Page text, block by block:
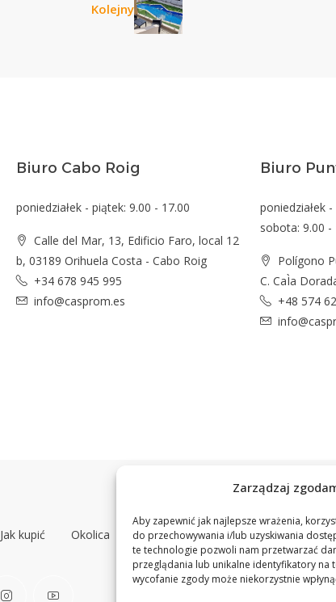
Zarządzaj
Aby zapewnić jak najlepsze wrażenia,
do przechowywania i/lub uzyskiwania
te technologie pozwoli nam przetwarzać
przeglądania lub unikalne identyfikatory na
wycofanie zgody może niekorzystnie
Kolejny
Biuro Cabo Roig
poniedziałek - piątek: 9.00 - 17.00
Calle del Mar, 13, Edificio Faro, local 12
b, 03189 Orihuela Costa - Cabo Roig
+34 678 945 995
info@casprom.es
Biuro
poniedziałek
sobota: 9.00 -
Polígono
C. CaÌa
+48 574
Jak kupić Okolica Kontakt